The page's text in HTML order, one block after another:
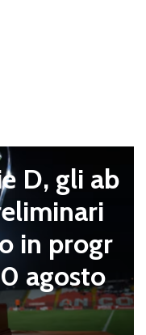
sosta:
mirino,
ello con il
zei